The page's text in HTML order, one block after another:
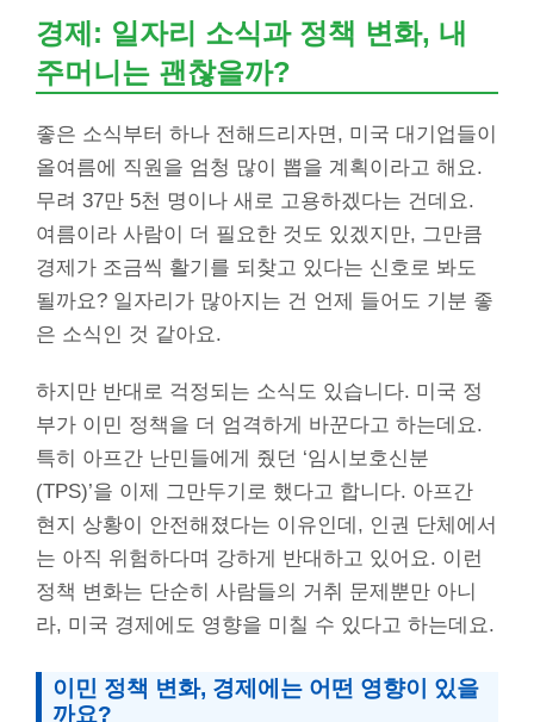
경제: 일자리 소식과 정책 변화, 내
주머니는 괜찮을까?
좋은 소식부터 하나 전해드리자면, 미국 대기업들이
올여름에 직원을 엄청 많이 뽑을 계획이라고 해요.
무려 37만 5천 명이나 새로 고용하겠다는 건데요.
여름이라 사람이 더 필요한 것도 있겠지만, 그만큼
경제가 조금씩 활기를 되찾고 있다는 신호로 봐도
될까요? 일자리가 많아지는 건 언제 들어도 기분 좋
은 소식인 것 같아요.
하지만 반대로 걱정되는 소식도 있습니다. 미국 정
부가 이민 정책을 더 엄격하게 바꾼다고 하는데요.
특히 아프간 난민들에게 줬던 ‘임시보호신분
(TPS)’을 이제 그만두기로 했다고 합니다. 아프간
현지 상황이 안전해졌다는 이유인데, 인권 단체에서
는 아직 위험하다며 강하게 반대하고 있어요. 이런
정책 변화는 단순히 사람들의 거취 문제뿐만 아니
라, 미국 경제에도 영향을 미칠 수 있다고 하는데요.
이민 정책 변화, 경제에는 어떤 영향이 있을
까요?